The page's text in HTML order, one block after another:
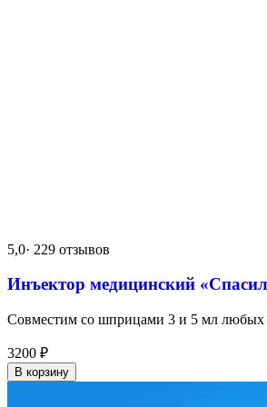
5,0· 229 отзывов
Инъектор медицинский
Совместим со шприцами 3 и 5 мл любых
3200 ₽
В корзину